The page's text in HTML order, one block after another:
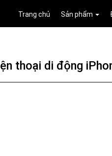
Trang chủ Sản phẩm
thoại di động